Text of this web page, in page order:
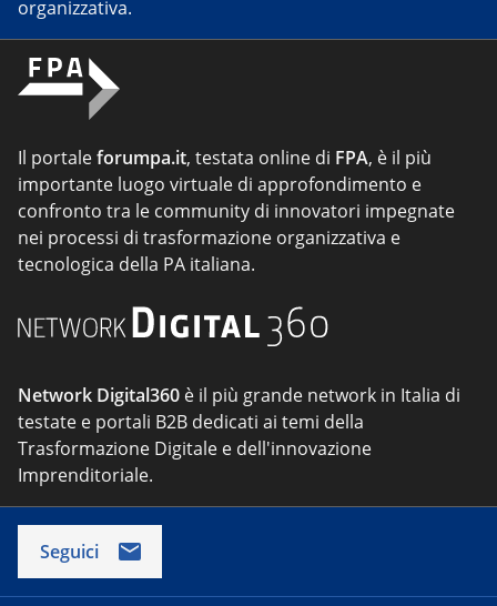
organizzativa.
Il portaleforumpa.it, testata online di FPA, è il più
importante luogo virtuale di approfondimento e
confronto tra le community di innovatori impegnate
nei processi di trasformazione organizzativa e
tecnologica della PA italiana.
Network Digital360 è il più grande network in Italia di
testate e portali B2B dedicati ai temi della
Trasformazione Digitale e dell'innovazione
Imprenditoriale.
Seguici